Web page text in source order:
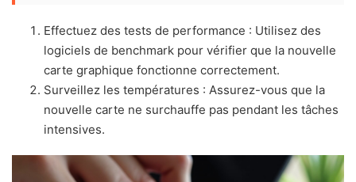
Effectuez des tests de performance : Utilisez des
logiciels de benchmark pour vérifier que la nouvelle
carte graphique fonctionne correctement.
Surveillez les températures : Assurez-vous que la
nouvelle carte ne surchauffe pas pendant les tâches
intensives.